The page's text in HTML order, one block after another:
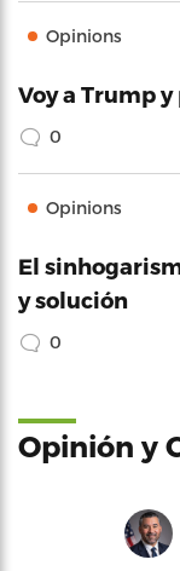
Opinions
Voy a Trump
0
Opinions
El
y solución
0
Opinión y